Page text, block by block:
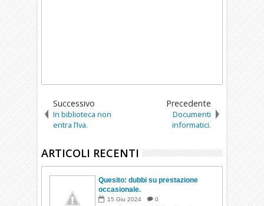
Successivo
In biblioteca non
entra l’Iva.
Precedente
Documenti
informatici.
ARTICOLI RECENTI
Quesito: dubbi su prestazione
occasionale.
15 Giu 2024 0